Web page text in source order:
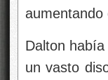
aumentando
Dalton
un vasto